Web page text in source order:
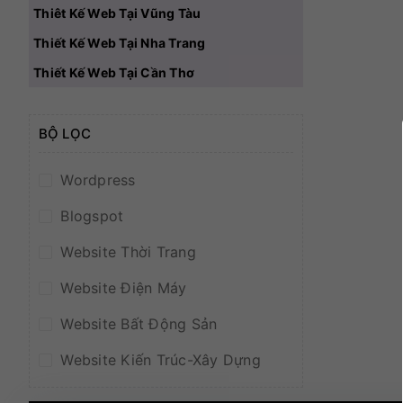
Thiêt Kế Web Tại Vũng Tàu
Thiết Kế Web Tại Nha Trang
Thiết Kế Web Tại Cần Thơ
BỘ LỌC
Wordpress
Blogspot
Website Thời Trang
Website Điện Máy
Website Bất Động Sản
Website Kiến Trúc-Xây Dựng